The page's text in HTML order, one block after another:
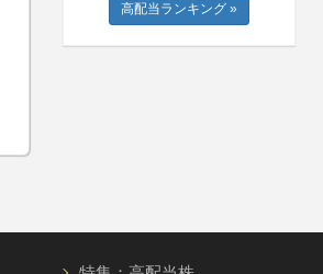
高配当ランキング »